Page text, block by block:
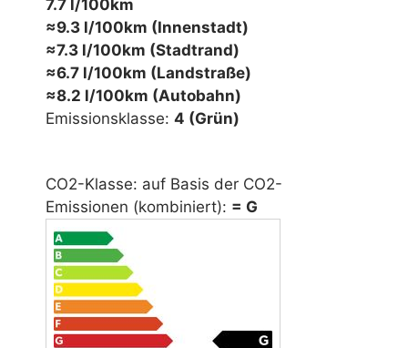
7.7 l/100km
≈9.3 l/100km (Innenstadt)
≈7.3 l/100km (Stadtrand)
≈6.7 l/100km (Landstraße)
≈8.2 l/100km (Autobahn)
Emissionsklasse: 4 (Grün)
CO2-Klasse: auf Basis der CO2-
Emissionen (kombiniert): = G